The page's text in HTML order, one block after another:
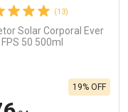
(13)
Solar Corporal Ever
50 500ml
19% OFF